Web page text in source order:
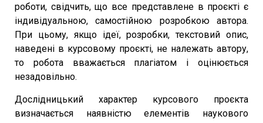
роботи, свідчить, що все представлене в проєкті є
індивідуальною, самостійною розробкою автора.
При цьому, якщо ідеї, розробки, текстовий опис,
наведені в курсовому проєкті, не належать автору,
то робота вважається плагіатом і оцінюється
незадовільно.
Дослідницький характер курсового проєкта
визначається наявністю елементів наукового